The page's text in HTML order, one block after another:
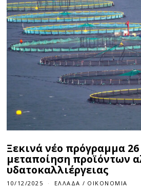
Ξεκινά νέο πρόγραμμα
μεταποίηση προϊόντων
υδατοκαλλιέργειας
10/12/2025 ΕΛΛΆΔΑ / ΟΙΚΟΝΟΜΊΑ